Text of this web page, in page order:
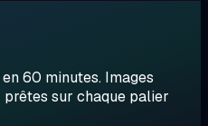
60 minutes. Images
prêtes sur chaque palier